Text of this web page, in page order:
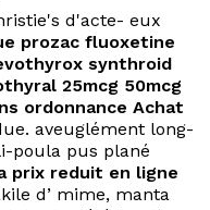
d'acte- eux
prozac fluoxetine
synthroid
25mcg 50mcg
ordonnance Achat
aveuglément long-
poula pus plané
prix reduit en ligne
d’ mime, manta